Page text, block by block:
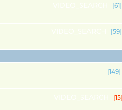
[61]
[59]
[149]
[15]